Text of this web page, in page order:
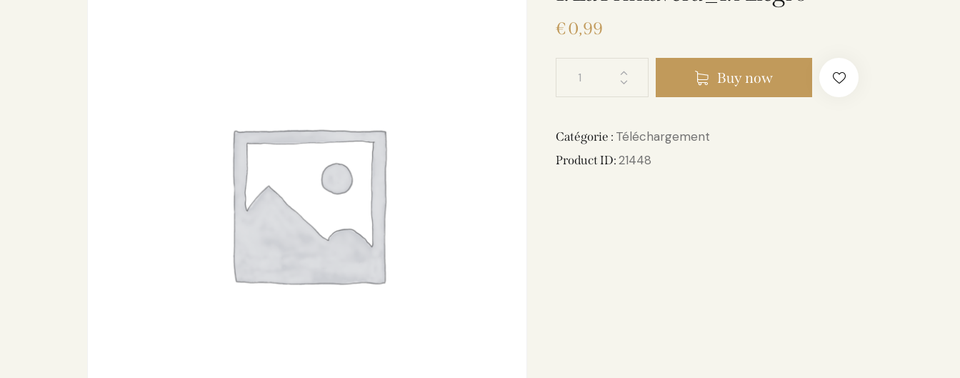
€0,99
Buy now
Catégorie : Téléchargement
Product ID:21448